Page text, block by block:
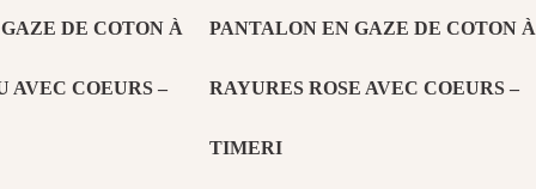
DE COTON À
AVEC COEURS –
PANTALON EN GAZE DE COTON À
RAYURES ROSE AVEC COEURS –
TIMERI